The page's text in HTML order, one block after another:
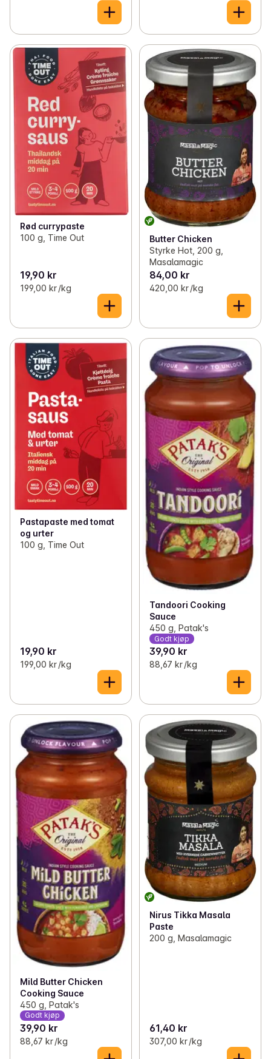
Rød currypaste
100 g, Time Out
19,90 kr
199,00 kr /kg
Butter Chicken
Styrke Hot, 200 g,
Masalamagic
84,00 kr
420,00 kr /kg
Pastapaste med tomat
og urter
100 g, Time Out
19,90 kr
199,00 kr /kg
Tandoori Cooking
Sauce
450 g, Patak's
Godt kjøp
39,90 kr
88,67 kr /kg
Mild Butter Chicken
Cooking Sauce
450 g, Patak's
Godt kjøp
39,90 kr
88,67 kr /kg
Nirus Tikka Masala
Paste
200 g, Masalamagic
61,40 kr
307,00 kr /kg